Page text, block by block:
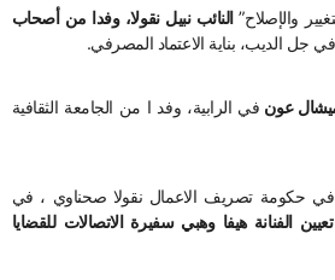
والإصلاح”النائب نبيل نقولا، وفدا من أصحاب
جل الديب، بناية الاعتماد المصرفي.
في الرابية، وفد ا من الجامعة الثقافية
في حكومة تصريف الاعمال نقولا صحناوي ، في
تعيين الفنانة هيفا وهبي سفيرة الاتصالات للقضايا